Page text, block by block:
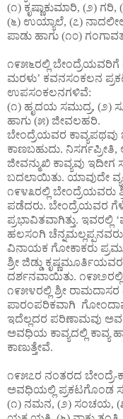
(೧) ಕೃಷ್ಣಾಕುಮಾರಿ, (೨)
(೬) ಉಯ್ಯಾಲೆ, (೭)
ಪಾಡು ಹಾಗು (೧೦)
೧೯೫೬ರಲ್ಲಿ ಬೇಂದ್ರೆಯವರಿಗೆ
ಮರಳು’ ಕವನಸಂಕಲನ
ಉಪಸಂಕಲನಗಳಿವೆ:
(೧) ಹೃದಯ ಸಮುದ್ರ, (೨)
ಹಾಗು (೫) ಜೀವಲಹರಿ.
ಬೇಂದ್ರೆಯವರ ಕಾವ್ಯಪಥವು
ಕಾಣಬಹುದು. ನಿಸರ್ಗಪ್ರೀತಿ,
ಜೀವನ್ಮುಖಿ ಕಾವ್ಯವು
ಬದಲಾಯಿತು. ಯಾವುದೇ
೧೯೪೩ರಲ್ಲಿ ಬೇಂದ್ರೆಯವರು
ಪಡೆದರು. ಬೇಂದ್ರೆಯವರ
ಪ್ರಭಾವಿತವಾಗಿತ್ತು. ಇವರಲ್ಲಿ
ಹಲಸಂಗಿ
ವಿನಾಯಕ ಗೋಕಾಕರು
ಶ್ರೀ ಜಿಡ್ಡು
ದರ್ಶನವಾಯಿತು.
೧೯೫೪ರಲ್ಲಿ ಶ್ರೀ
ಪಾರಂಪರಿಕವಾಗಿ
ಇದೆಲ್ಲದರ ಪರಿಣಾಮವು
ಅವಧಿಯ ಕಾವ್ಯದಲ್ಲಿ ಕಾವ್ಯ
ಕಾಣುತ್ತೇವೆ.
೧೯೫೭ರ ನಂತರದ
ಅವಧಿಯಲ್ಲಿ ಪ್ರಕಟಗೊಂಡ
(೧) ನಮನ, (೨) ಸಂಚಯ,